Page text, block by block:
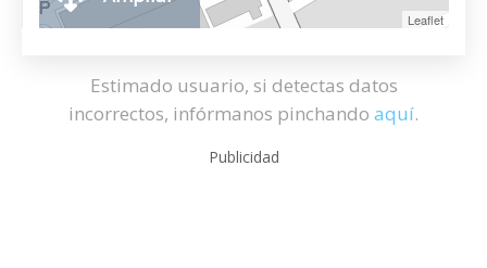
Leaflet
Estimado usuario, si detectas datos
incorrectos, infórmanos pinchando aquí.
Publicidad